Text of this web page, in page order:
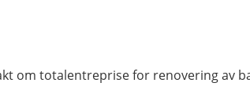
om totalentreprise for renovering av